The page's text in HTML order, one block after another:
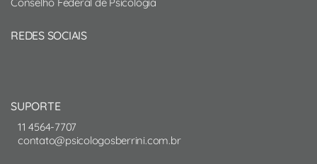
REDES SOCIAIS
SUPORTE
11 4564-7707
contato@psicologosberrini.com.br